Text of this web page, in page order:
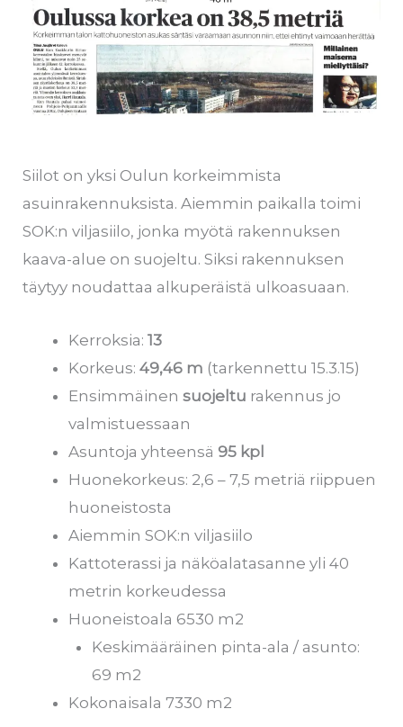
Siilot on yksi Oulun korkeimmista
asuinrakennuksista. Aiemmin paikalla toimi
SOK:n viljasiilo, jonka myötä rakennuksen
kaava-alue on suojeltu. Siksi rakennuksen
täytyy noudattaa alkuperäistä ulkoasuaan.
Kerroksia: 13
Korkeus: 49,46 m (tarkennettu 15.3.15)
Ensimmäinen suojeltu rakennus jo
valmistuessaan
Asuntoja yhteensä 95 kpl
Huonekorkeus: 2,6 – 7,5 metriä riippuen
huoneistosta
Aiemmin SOK:n viljasiilo
Kattoterassi ja näköalatasanne yli 40
metrin korkeudessa
Huoneistoala 6530 m2
Keskimääräinen pinta-ala / asunto:
69 m2
Kokonaisala 7330 m2